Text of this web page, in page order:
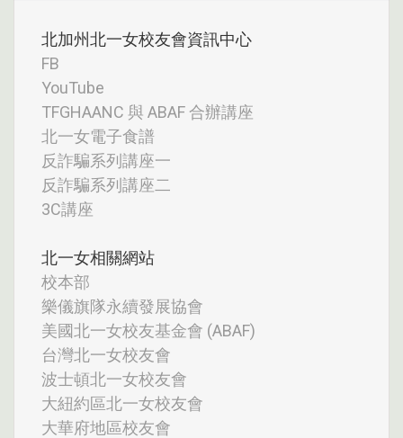
北加州北一女校友會資訊中心
FB
YouTube
TFGHAANC 與 ABAF 合辦講座
北一女電子食譜
反詐騙系列講座一
反詐騙系列講座二
3C講座
北一女相關網站
校本部
樂儀旗隊永續發展協會
美國北一女校友基金會 (ABAF)
台灣北一女校友會
波士頓北一女校友會
大紐約區北一女校友會
大華府地區校友會